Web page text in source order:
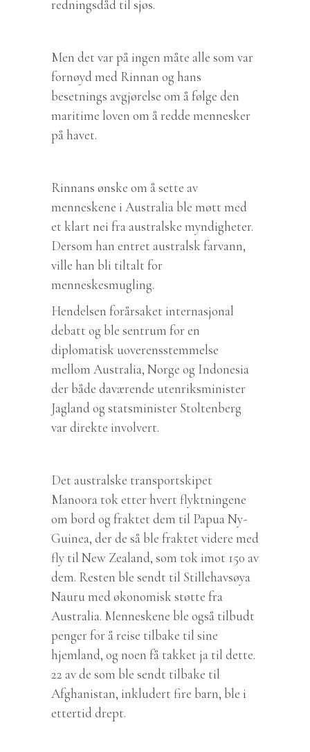
redningsdåd til sjøs.
Men det var på ingen måte alle som var
fornøyd med Rinnan og hans
besetnings avgjørelse om å følge den
maritime loven om å redde mennesker
på havet.
Rinnans ønske om å sette av
menneskene i Australia ble møtt med
et klart nei fra australske myndigheter.
Dersom han entret australsk farvann,
ville han bli tiltalt for
menneskesmugling.
Hendelsen forårsaket internasjonal
debatt og ble sentrum for en
diplomatisk uoverensstemmelse
mellom Australia, Norge og Indonesia
der både daværende utenriksminister
Jagland og statsminister Stoltenberg
var direkte involvert.
Det australske transportskipet
Manoora tok etter hvert flyktningene
om bord og fraktet dem til Papua Ny-
Guinea, der de så ble fraktet videre med
fly til New Zealand, som tok imot 150 av
dem. Resten ble sendt til Stillehavsøya
Nauru med økonomisk støtte fra
Australia. Menneskene ble også tilbudt
penger for å reise tilbake til sine
hjemland, og noen få takket ja til dette.
22 av de som ble sendt tilbake til
Afghanistan, inkludert fire barn, ble i
ettertid drept.